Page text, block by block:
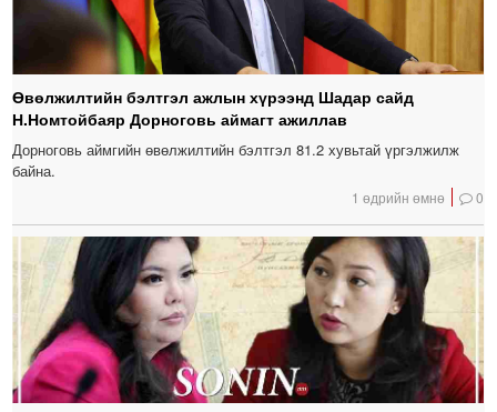
Өвөлжилтийн бэлтгэл ажлын хүрээнд Шадар сайд
Н.Номтойбаяр Дорноговь аймагт ажиллав
Дорноговь аймгийн өвөлжилтийн бэлтгэл 81.2 хувьтай үргэлжилж
байна.
1 өдрийн өмнө 0